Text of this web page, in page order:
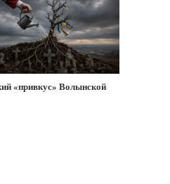
«привкус» Волынской